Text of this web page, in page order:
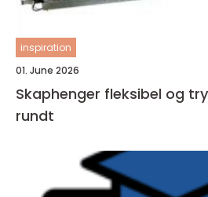
inspiration
01. June 2026
Skaphenger fleksibel og trygg transport året
rundt